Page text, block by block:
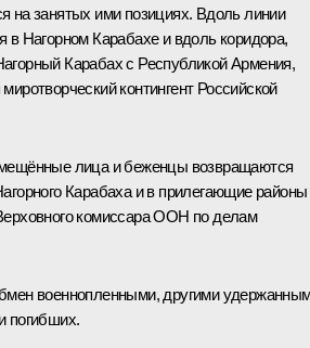
на занятых ими позициях. Вдоль линии
в Нагорном Карабахе и вдоль коридора,
Карабах с Республикой Армения,
контингент Российской
лица и беженцы возвращаются
Карабаха и в прилегающие районы
комиссара ООН по делам
военнопленными, другими
погибших.